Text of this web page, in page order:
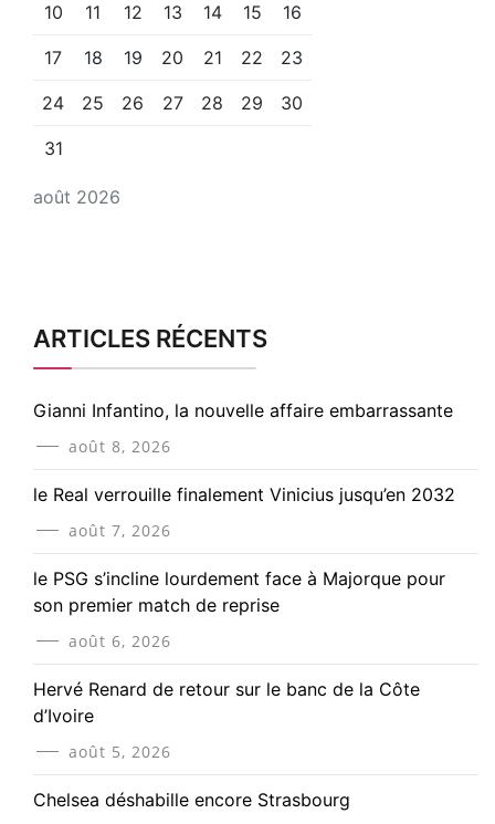
août 2026
10 11 12 13 14 15 16
17 18 19 20 21 22 23
24 25 26 27 28 29 30
31
ARTICLES RÉCENTS
Gianni Infantino, la nouvelle affaire embarrassante
août 8, 2026
le Real verrouille finalement Vinicius jusqu’en 2032
août 7, 2026
le PSG s’incline lourdement face à Majorque pour
son premier match de reprise
août 6, 2026
Hervé Renard de retour sur le banc de la Côte
d’Ivoire
août 5, 2026
Chelsea déshabille encore Strasbourg